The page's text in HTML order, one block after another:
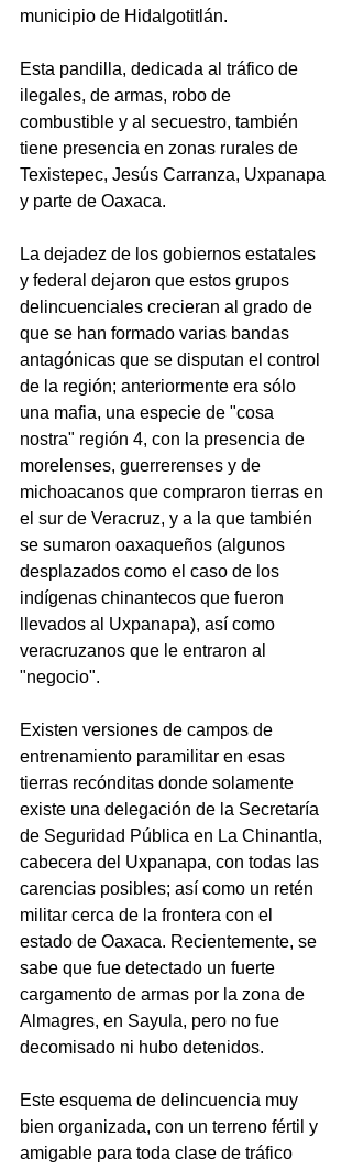
municipio de Hidalgotitlán.
Esta pandilla, dedicada al tráfico de
ilegales, de armas, robo de
combustible y al secuestro, también
tiene presencia en zonas rurales de
Texistepec, Jesús Carranza, Uxpanapa
y parte de Oaxaca.
La dejadez de los gobiernos estatales
y federal dejaron que estos grupos
delincuenciales crecieran al grado de
que se han formado varias bandas
antagónicas que se disputan el control
de la región; anteriormente era sólo
una mafia, una especie de "cosa
nostra" región 4, con la presencia de
morelenses, guerrerenses y de
michoacanos que compraron tierras en
el sur de Veracruz, y a la que también
se sumaron oaxaqueños (algunos
desplazados como el caso de los
indígenas chinantecos que fueron
llevados al Uxpanapa), así como
veracruzanos que le entraron al
"negocio".
Existen versiones de campos de
entrenamiento paramilitar en esas
tierras recónditas donde solamente
existe una delegación de la Secretaría
de Seguridad Pública en La Chinantla,
cabecera del Uxpanapa, con todas las
carencias posibles; así como un retén
militar cerca de la frontera con el
estado de Oaxaca. Recientemente, se
sabe que fue detectado un fuerte
cargamento de armas por la zona de
Almagres, en Sayula, pero no fue
decomisado ni hubo detenidos.
Este esquema de delincuencia muy
bien organizada, con un terreno fértil y
amigable para toda clase de tráfico